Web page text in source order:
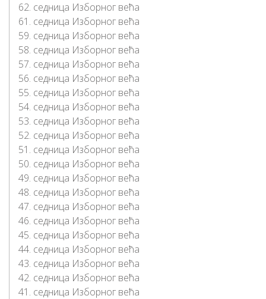
62. седница Изборног већа
61. седница Изборног већа
59. седница Изборног већа
58. седница Изборног већа
57. седница Изборног већа
56. седница Изборног већа
55. седница Изборног већа
54. седница Изборног већа
53. седница Изборног већа
52. седница Изборног већа
51. седница Изборног већа
50. седница Изборног већа
49. седница Изборног већа
48. седница Изборног већа
47. седница Изборног већа
46. седница Изборног већа
45. седница Изборног већа
44. седница Изборног већа
43. седница Изборног већа
42. седница Изборног већа
41. седница Изборног већа